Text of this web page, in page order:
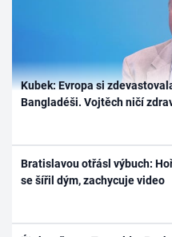
Kubek: Evropa si
Bangladéši. Vojtěch ničí
Bratislavou otřásl výbuch:
se šířil dým, zachycuje video